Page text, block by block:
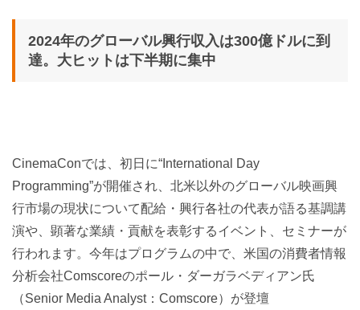
2024年のグローバル興行収入は300億ドルに到
達。大ヒットは下半期に集中
CinemaConでは、初日に“International Day
Programming”が開催され、北米以外のグローバル映画興
行市場の現状について配給・興行各社の代表が語る基調講
演や、顕著な業績・貢献を表彰するイベント、セミナーが
行われます。今年はプログラムの中で、米国の消費者情報
分析会社Comscoreのポール・ダーガラベディアン氏
（Senior Media Analyst：Comscore）が登壇